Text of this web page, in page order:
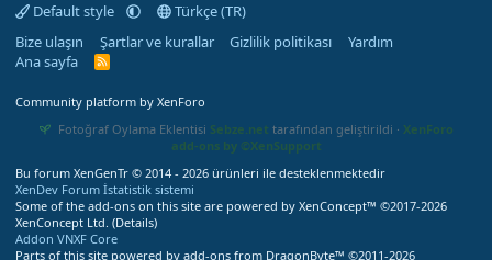
Default style
Türkçe (TR)
Bize ulaşın
Şartlar ve kurallar Gizlilik politikası
Yardım
Ana sayfa
R
Community platform by XenForo
Fotoğraf Oylama Eklentisi Sebze.net tarafından geliştirildi · XenForo
add-ons by ©XenSupport
Bu forum XenGenTr © 2014 - 2026 ürünleri ile desteklenmektedir
XenDev Forum İstatistik sistemi
Some of the add-ons on this site are powered by XenConcept™ ©2017-2026
XenConcept Ltd. (Details)
Addon VNXF Core
Parts of this site powered by add-ons from DragonByte™ ©2011-2026